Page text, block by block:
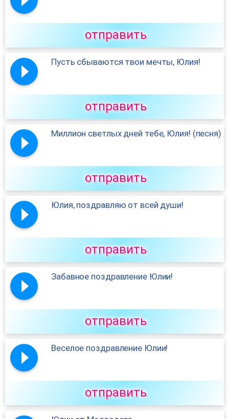
отправить
Пусть сбываются твои мечты, Юлия!
отправить
Миллион светлых дней тебе, Юлия! (песня)
отправить
Юлия, поздравляю от всей души!
отправить
Забавное поздравление Юлии!
отправить
Веселое поздравление Юлии!
отправить